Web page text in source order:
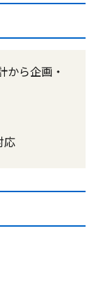
ら企画・
応